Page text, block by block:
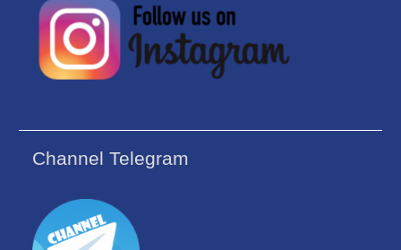
Channel Telegram